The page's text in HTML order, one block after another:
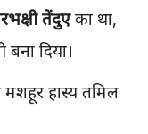
तेंदुएका था,
दिया।
हास्य तमिल